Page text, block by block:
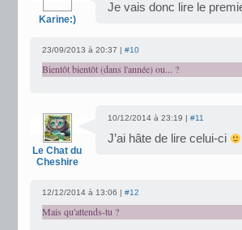
Karine:)
Je vais donc lire le
23/09/2013 à 20:37 | #10
Bientôt bientôt (dans l'année) ou... ?
Le Chat du
Cheshire
10/12/2014 à 23:19 | #11
J’ai hâte de lire celui-ci
12/12/2014 à 13:06 | #12
Mais qu'attends-tu ?